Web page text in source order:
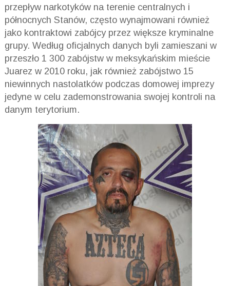
przepływ narkotyków na terenie centralnych i
północnych Stanów, często wynajmowani również
jako kontraktowi zabójcy przez większe kryminalne
grupy. Według oficjalnych danych byli zamieszani w
przeszło 1 300 zabójstw w meksykańskim mieście
Juarez w 2010 roku, jak również zabójstwo 15
niewinnych nastolatków podczas domowej imprezy
jedyne w celu zademonstrowania swojej kontroli na
danym terytorium.